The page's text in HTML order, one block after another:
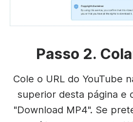
Passo 2.
Cole o URL do YouTube
superior desta página e
"Download MP4". Se